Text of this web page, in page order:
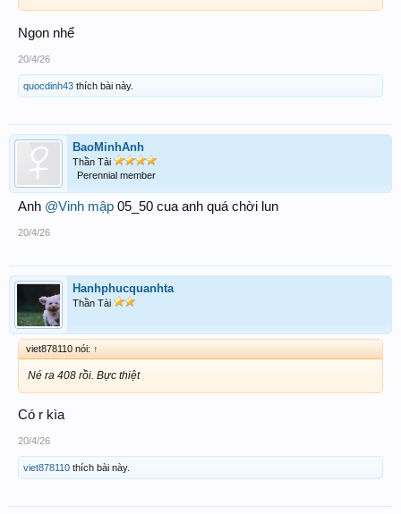
Ngon nhể
20/4/26
quocdinh43 thích bài này.
BaoMinhAnh
Thần Tài
Perennial member
Anh @Vinh mập 05_50 cua anh quá chời lun
20/4/26
Hanhphucquanhta
Thần Tài
viet878110 nói: ↑
Né ra 408 rồi. Bực thiệt
Có r kìa
20/4/26
viet878110 thích bài này.